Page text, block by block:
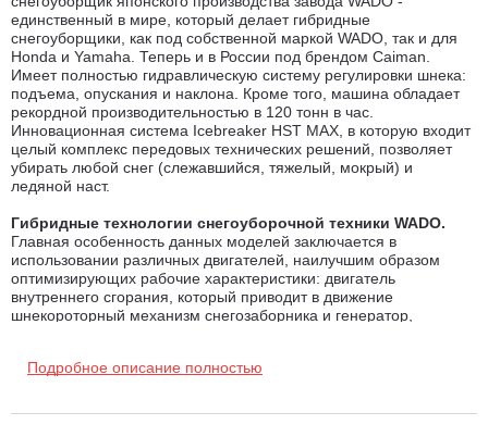
единственный в мире, который делает гибридные
снегоуборщики, как под собственной маркой WADO, так и для
Honda и Yamaha. Теперь и в России под брендом Caiman.
Имеет полностью гидравлическую систему регулировки шнека:
подъема, опускания и наклона. Кроме того, машина обладает
рекордной производительностью в 120 тонн в час.
Инновационная система Icebreaker HST MAX, в которую входит
целый комплекс передовых технических решений, позволяет
убирать любой снег (слежавшийся, тяжелый, мокрый) и
ледяной наст.
Гибридные технологии снегоуборочной техники WADO.
Главная особенность данных моделей заключается в
использовании различных двигателей, наилучшим образом
оптимизирующих рабочие характеристики: двигатель
внутреннего сгорания, который приводит в движение
шнекороторный механизм снегозаборника и генератор,
компьютера, эти двигатели работают независимо. Таким
Подробное описание полностью